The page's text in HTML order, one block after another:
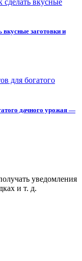
заготовки и
дачного урожая —
уведомления
и т. д.